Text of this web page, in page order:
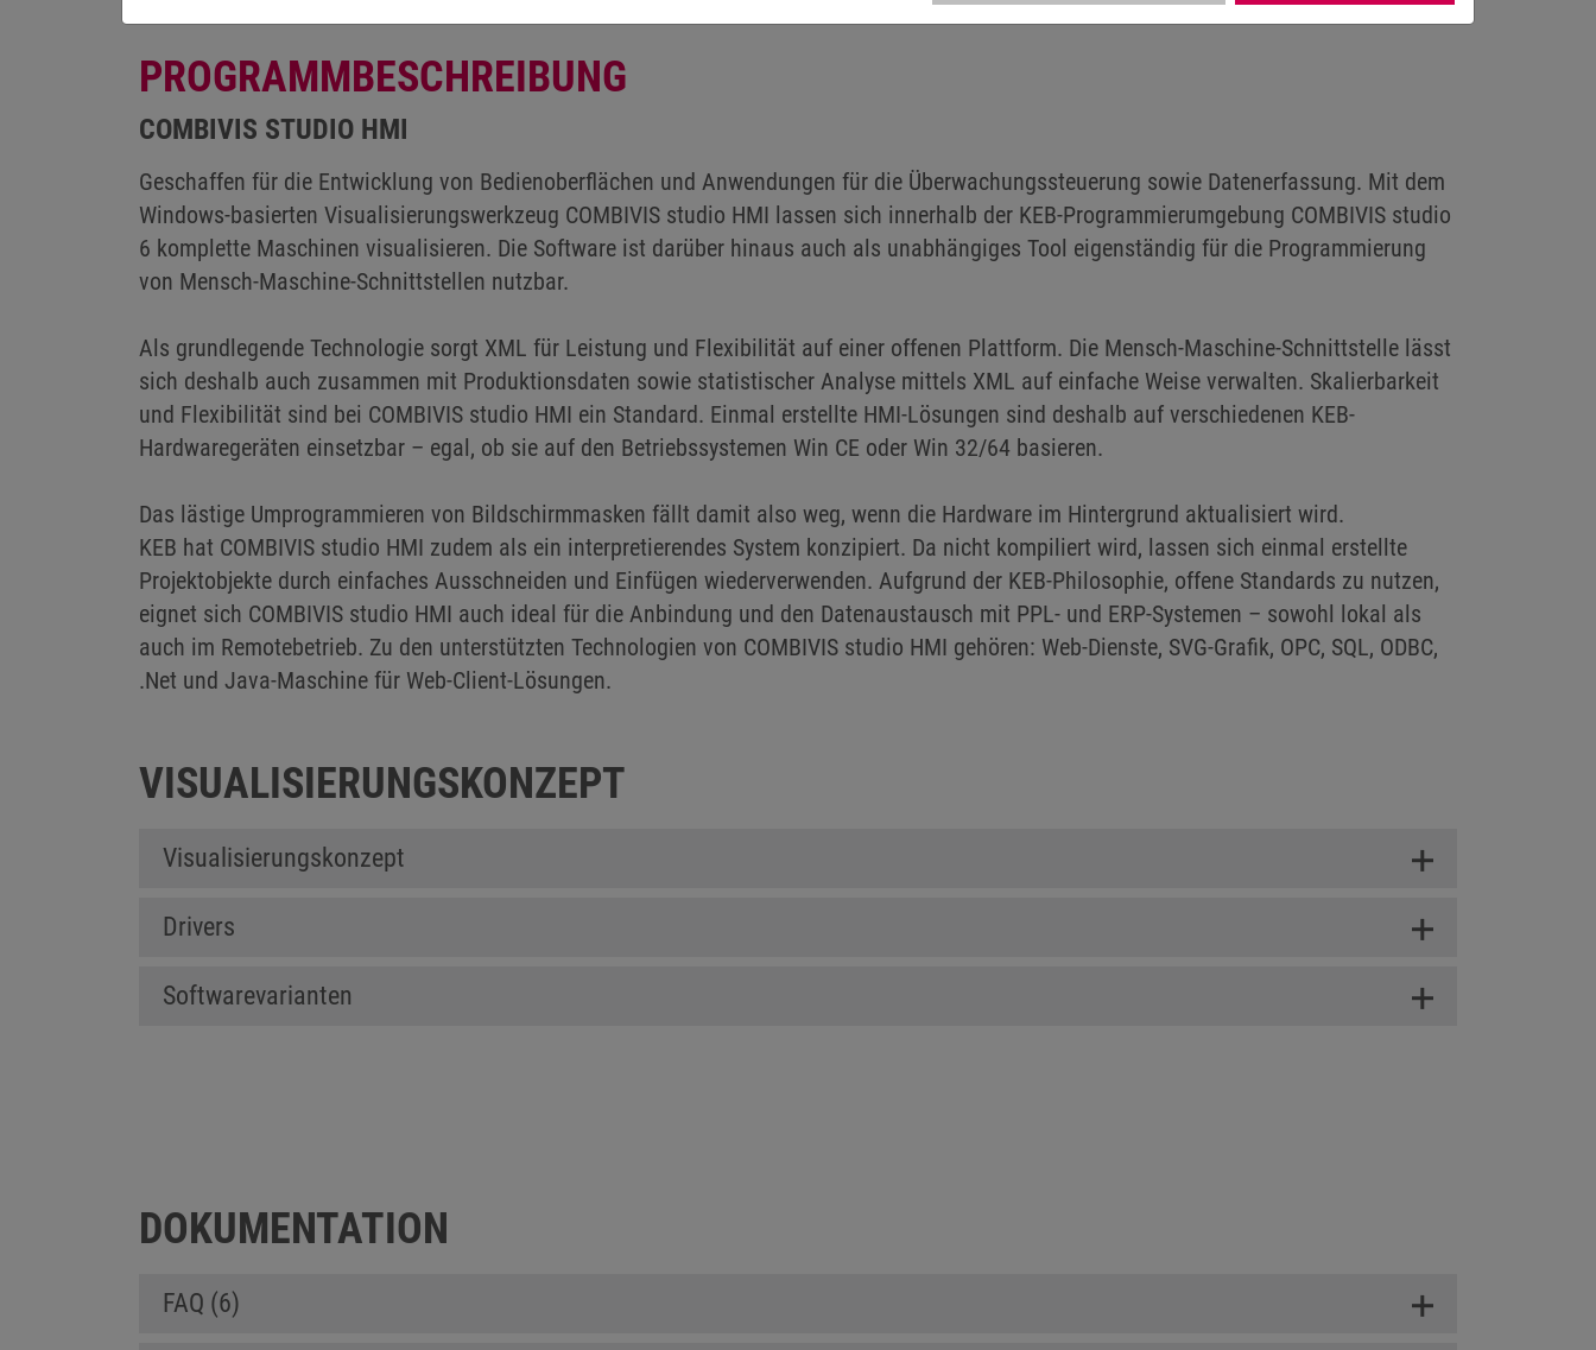
PROGRAMMBESCHREIBUNG
COMBIVIS STUDIO HMI
Geschaffen für die Entwicklung von Bedienoberflächen und Anwendungen für die Überwachungssteuerung sowie Datenerfassung. Mit dem
Windows-basierten Visualisierungswerkzeug COMBIVIS studio HMI lassen sich innerhalb der KEB-Programmierumgebung COMBIVIS studio
6 komplette Maschinen visualisieren. Die Software ist darüber hinaus auch als unabhängiges Tool eigenständig für die Programmierung
von Mensch-Maschine-Schnittstellen nutzbar.
Als grundlegende Technologie sorgt XML für Leistung und Flexibilität auf einer offenen Plattform. Die Mensch-Maschine-Schnittstelle lässt
sich deshalb auch zusammen mit Produktionsdaten sowie statistischer Analyse mittels XML auf einfache Weise verwalten. Skalierbarkeit
und Flexibilität sind bei COMBIVIS studio HMI ein Standard. Einmal erstellte HMI-Lösungen sind deshalb auf verschiedenen KEB-
Hardwaregeräten einsetzbar – egal, ob sie auf den Betriebssystemen Win CE oder Win 32/64 basieren.
Das lästige Umprogrammieren von Bildschirmmasken fällt damit also weg, wenn die Hardware im Hintergrund aktualisiert wird.
KEB hat COMBIVIS studio HMI zudem als ein interpretierendes System konzipiert. Da nicht kompiliert wird, lassen sich einmal erstellte
Projektobjekte durch einfaches Ausschneiden und Einfügen wiederverwenden. Aufgrund der KEB-Philosophie, offene Standards zu nutzen,
eignet sich COMBIVIS studio HMI auch ideal für die Anbindung und den Datenaustausch mit PPL- und ERP-Systemen – sowohl lokal als
auch im Remotebetrieb. Zu den unterstützten Technologien von COMBIVIS studio HMI gehören: Web-Dienste, SVG-Grafik, OPC, SQL, ODBC,
.Net und Java-Maschine für Web-Client-Lösungen.
VISUALISIERUNGSKONZEPT
Visualisierungskonzept
Drivers
Softwarevarianten
DOKUMENTATION
FAQ (6)